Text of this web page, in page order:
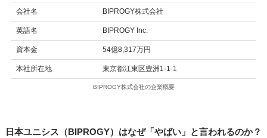
会社名 BIPROGY株式会社
英語名 BIPROGY Inc.
資本金 54億8,317万円
本社所在地 東京都江東区豊洲1-1-1
BIPROGY株式会社の企業概要
日本ユニシス（BIPROGY）はなぜ「やばい」と言われるのか？